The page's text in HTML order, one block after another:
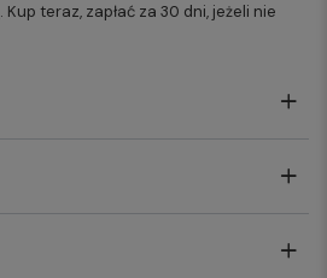
. Kup teraz, zapłać za 30 dni, jeżeli nie